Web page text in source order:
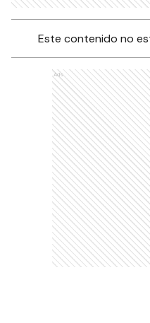
Este contenido no
Ads